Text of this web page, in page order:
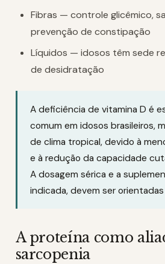
Fibras — controle glicêmico,
prevenção de constipação
Líquidos — idosos têm sede
de desidratação
A deficiência de vitamina D é
comum em idosos brasileiros,
de clima tropical, devido à
e à redução da capacidade
A dosagem sérica e a
indicada, devem ser
A proteína como
sarcopenia